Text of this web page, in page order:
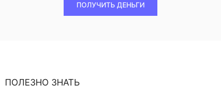
ПОЛУЧИТЬ ДЕНЬГИ
ПОЛЕЗНО ЗНАТЬ